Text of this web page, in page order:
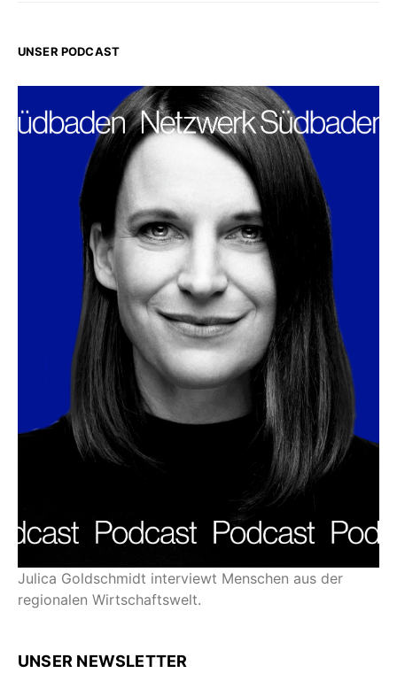
UNSER PODCAST
Julica Goldschmidt interviewt Menschen aus der
regionalen Wirtschaftswelt.
UNSER NEWSLETTER